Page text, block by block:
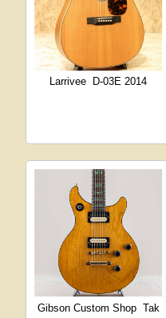
Larrivee D-03E 2014
Gibson Custom Shop Tak